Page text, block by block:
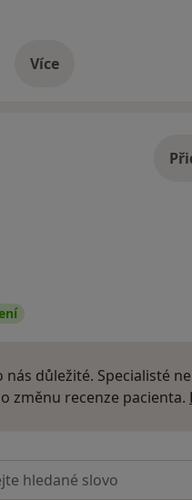
Víceo adrese
nás důležité. Specialisté
změnu recenze pacienta.
v názorech